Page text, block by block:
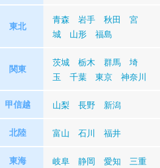
東北
青森 岩手 秋田
宮
城
山形 福島
関東
茨城 栃木 群馬
埼
玉
千葉 東京 神奈川
甲信越 山梨 長野 新潟
北陸 富山 石川 福井
東海 岐阜 静岡 愛知 三重